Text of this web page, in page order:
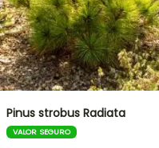
Pinus strobus Radiata
VALOR SEGURO